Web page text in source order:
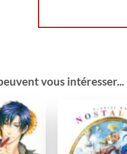
vous intéresser...
Ajouter
à la
wishlist